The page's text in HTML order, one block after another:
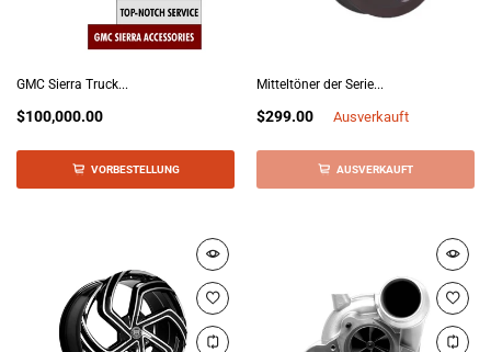
GMC Sierra Truck...
$100,000.00
VORBESTELLUNG
Mitteltöner der Serie...
$299.00 Ausverkauft
AUSVERKAUFT